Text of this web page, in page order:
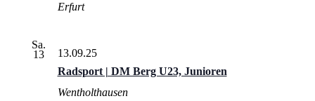
Erfurt
Sa.
13
Radsport | DM Berg U23, Junioren
13.09.25
Wentholthausen